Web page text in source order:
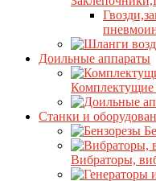
Доильные аппараты
Комплектущие
Станки и
Вибраторы,